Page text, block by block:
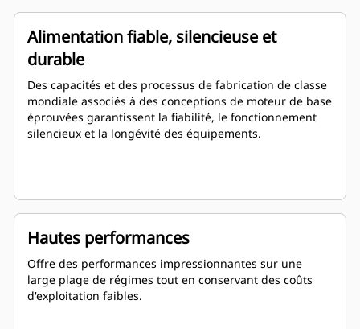
Alimentation fiable, silencieuse et
durable
Des capacités et des processus de fabrication de classe
mondiale associés à des conceptions de moteur de base
éprouvées garantissent la fiabilité, le fonctionnement
silencieux et la longévité des équipements.
Hautes performances
Offre des performances impressionnantes sur une
large plage de régimes tout en conservant des coûts
d'exploitation faibles.